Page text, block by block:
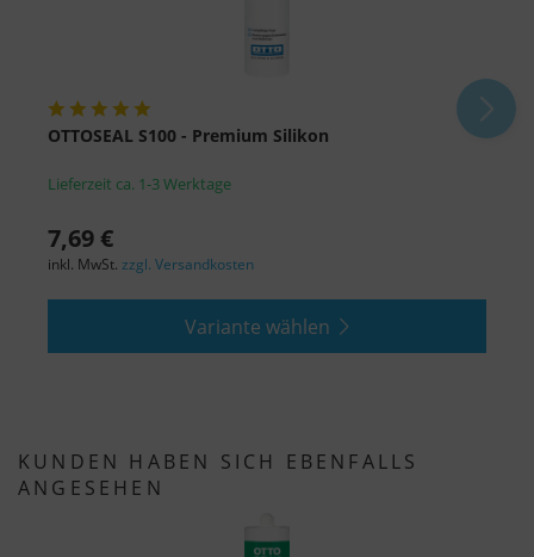
OTTOSEAL S100 - Premium Silikon
Lieferzeit ca. 1-3 Werktage
7,69 €
inkl. MwSt. zzgl. Versandkosten
Variante wählen
KUNDEN HABEN SICH EBENFALLS
ANGESEHEN